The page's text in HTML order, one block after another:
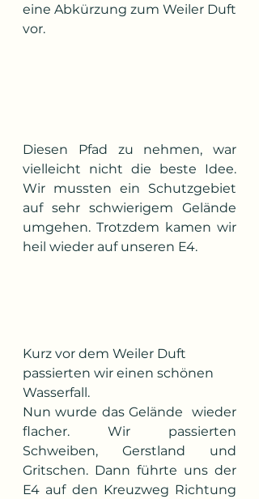
eine Abkürzung zum Weiler Duft
vor.
Diesen Pfad zu nehmen, war
vielleicht nicht die beste Idee.
Wir mussten ein Schutzgebiet
auf sehr schwierigem Gelände
umgehen. Trotzdem kamen wir
heil wieder auf unseren E4.
Kurz vor dem Weiler Duft
passierten wir einen schönen
Wasserfall.
Nun wurde das Gelände  wieder
flacher. Wir passierten
Schweiben, Gerstland und
Gritschen. Dann führte uns der
E4 auf den Kreuzweg Richtung